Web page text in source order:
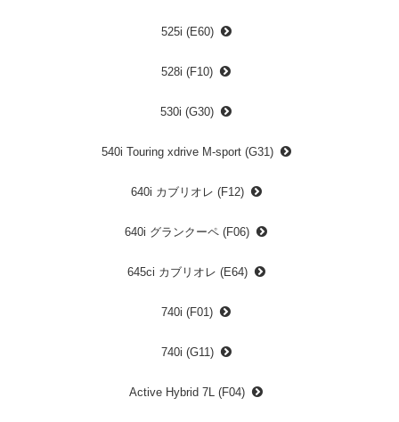
525i (E60)
528i (F10)
530i (G30)
540i Touring xdrive M-sport (G31)
640i カブリオレ (F12)
640i グランクーペ (F06)
645ci カブリオレ (E64)
740i (F01)
740i (G11)
Active Hybrid 7L (F04)